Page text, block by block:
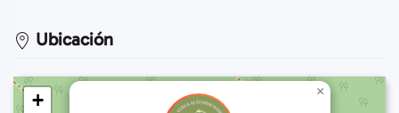
Ubicación
×
+